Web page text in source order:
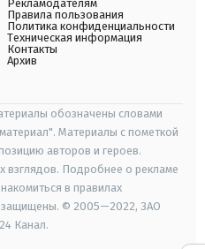
Рекламодателям
Правила пользования
Политика конфиденциальности
Техническая информация
Контакты
Архив
обозначены словами
Материалы с пометкой
авторов и героев.
взглядов. Подробнее о рекламе
в правилах
защищены. © 2005—2022, ЗАО
Канал.